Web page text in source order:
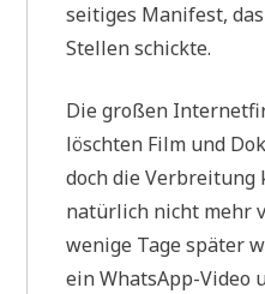
seitiges Manifest,
Stellen schickte.
Die großen
löschten Film und
doch die Verbreitung
natürlich nicht mehr
wenige Tage später
ein WhatsApp-Video